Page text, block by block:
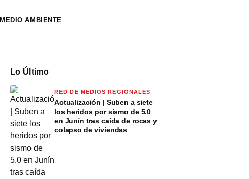
MEDIO AMBIENTE
Lo Último
RED DE MEDIOS REGIONALES
Actualización | Suben a siete
los heridos por sismo de 5.0
en Junín tras caída de rocas y
colapso de viviendas